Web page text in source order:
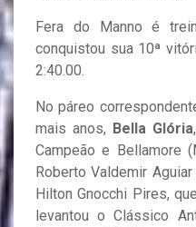
Fera do Manno é
conquistou sua 10ª
2:40.00.
No páreo
mais anos, Bella Glória
Campeão e Bellamore
Roberto Valdemir
Hilton Gnocchi Pires,
levantou o Clássico